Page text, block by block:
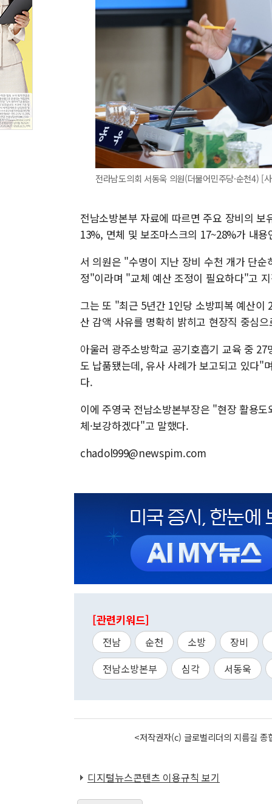
전라남도의회 서동욱 의원(더불어민주당·순천
전남소방본부 자료에 따르면 주요 장비의
13%, 면체 및 보조마스크의 17~28%가 내
서 의원은 "수명이 지난 장비 수천 개가 단
정"이라며 "교체 예산 조정이 필요하다"고
그는 또 "최근 5년간 1인당 소방피복 예산
산 감액 사유를 명확히 밝히고 현장직 중심
아울러 광주소방학교 공기호흡기 교육 중
도 납품됐는데, 유사 사례가 보고되고 있다"
다.
이에 주영국 전남소방본부장은 "현장 활용
체·보강하겠다"고 말했다.
chadol999@newspim.com
[관련키워드]
전남 순천 소방
장비
전남소방본부
심각 서동욱
<저작권자(c) 글로벌리더의 지름길
디지털뉴스콘텐츠 이용규칙 보기